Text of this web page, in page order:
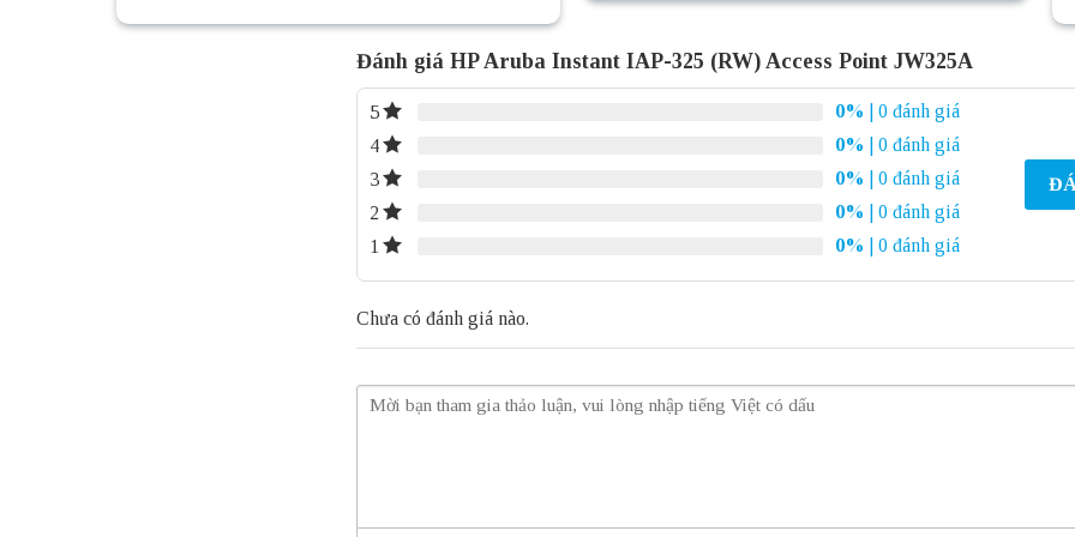
Đánh giá HP Aruba Instant IAP-325 (RW) Access Point JW325A
5 0%
| 0 đánh giá
4
0%
| 0 đánh giá
3
0%
| 0 đánh giá
2
0%
| 0 đánh giá
1
0% | 0 đánh giá
Chưa có đánh giá nào.